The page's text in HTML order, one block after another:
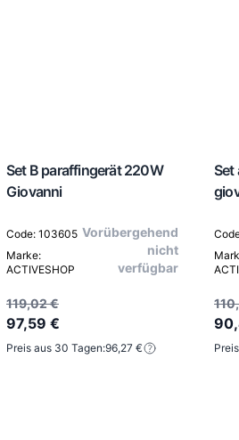
Set B paraffingerät 220W
Giovanni
Code: 103605
Marke:
ACTIVESHOP
Vorübergehend
nicht
verfügbar
119,02 €
97,59 €
Preis aus 30 Tagen:96,27 €
Set